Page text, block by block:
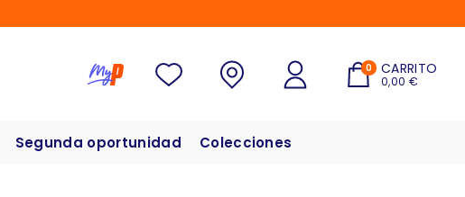
0 CARRITO
0,00 €
Segunda oportunidad Colecciones